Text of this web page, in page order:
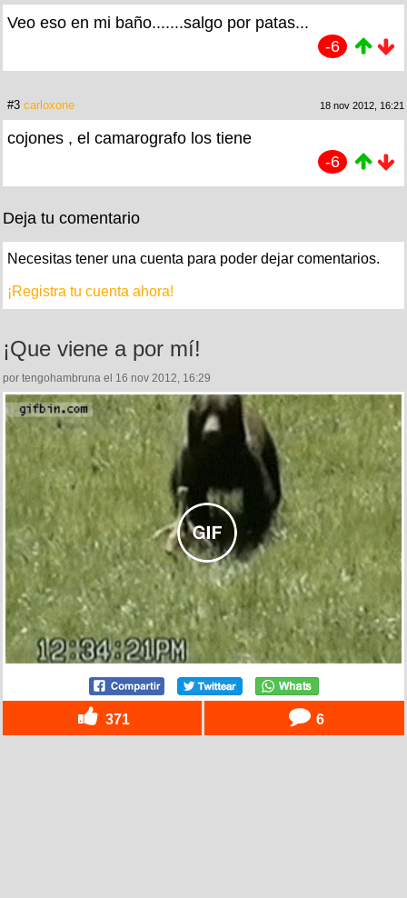
Veo eso en mi baño.......salgo por patas...
-6
#3 carloxone 18 nov 2012, 16:21
cojones , el camarografo los tiene
-6
Deja tu comentario
Necesitas tener una cuenta para poder dejar comentarios.
¡Registra tu cuenta ahora!
¡Que viene a por mí!
por tengohambruna el 16 nov 2012, 16:29
371 6